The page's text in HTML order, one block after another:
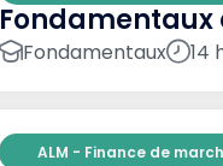
Fondamentaux 14
ALM - Finance de